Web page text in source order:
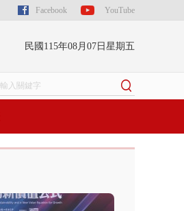
Facebook YouTube
民國115年08月07日星期五